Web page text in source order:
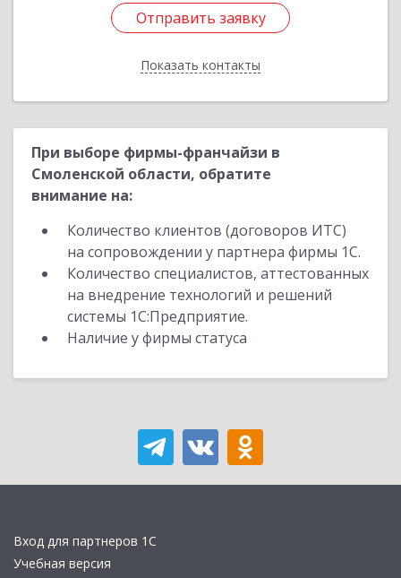
Отправить заявку
Показать контакты
Отправить заявку
Назад
При выборе фирмы-франчайзи в
Смоленской области, обратите
внимание на:
Количество клиентов (договоров ИТС)
на сопровождении у партнера фирмы 1С.
Количество специалистов, аттестованных
на внедрение технологий и решений
системы 1С:Предприятие.
Наличие у фирмы статуса
Вход для партнеров 1С
Учебная версия